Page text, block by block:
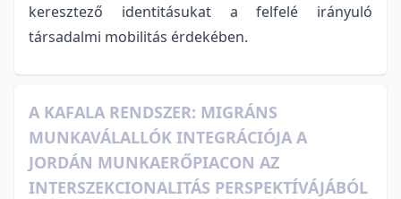
keresztező identitásukat a felfelé irányuló
társadalmi mobilitás érdekében.
A KAFALA RENDSZER: MIGRÁNS
MUNKAVÁLALLÓK INTEGRÁCIÓJA A
JORDÁN MUNKAERŐPIACON AZ
INTERSZEKCIONALITÁS PERSPEKTÍVÁJÁBÓL